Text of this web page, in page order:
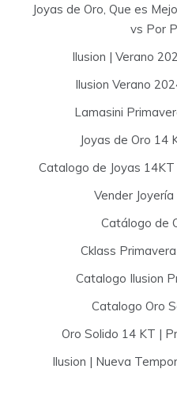
Joyas de Oro, Que es
vs Por
Ilusion | Verano
Ilusion Verano
Lamasini
Joyas de Oro 14
Catalogo de Joyas
Vender
Catálogo de
Cklass
Catalogo Ilusion
Catalogo Oro
Oro Solido 14 KT |
Ilusion | Nueva